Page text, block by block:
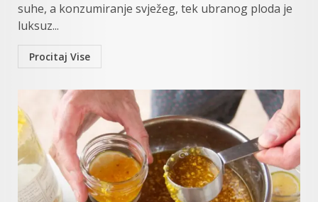
suhe, a konzumiranje svježeg, tek ubranog ploda je
luksuz...
Procitaj Vise